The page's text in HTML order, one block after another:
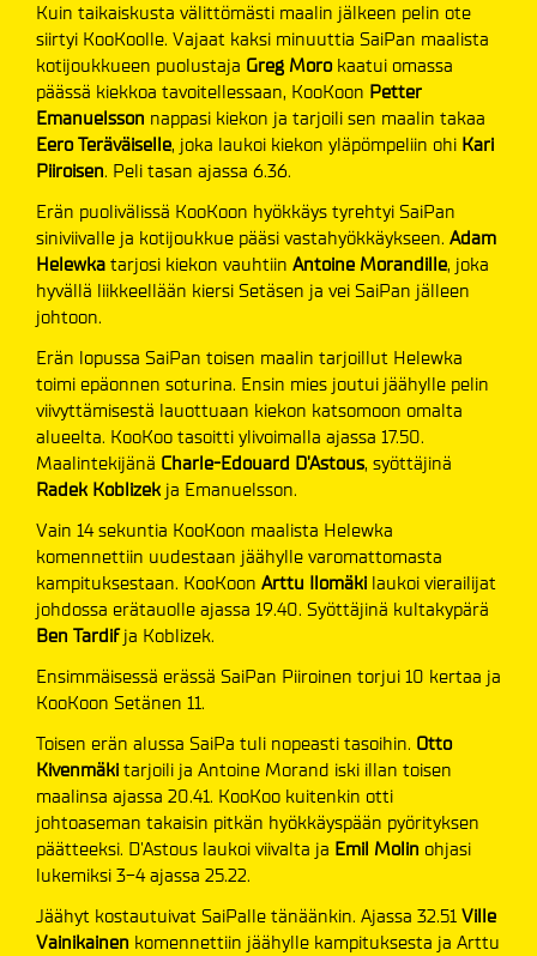
Kuin taikaiskusta välittömästi maalin jälkeen pelin ote
siirtyi KooKoolle. Vajaat kaksi minuuttia SaiPan maalista
kotijoukkueen puolustaja Greg Moro kaatui omassa
päässä kiekkoa tavoitellessaan, KooKoon Petter
Emanuelsson nappasi kiekon ja tarjoili sen maalin takaa
Eero Teräväiselle, joka laukoi kiekon yläpömpeliin ohi Kari
Piiroisen. Peli tasan ajassa 6.36.
Erän puolivälissä KooKoon hyökkäys tyrehtyi SaiPan
siniviivalle ja kotijoukkue pääsi vastahyökkäykseen. Adam
Helewka tarjosi kiekon vauhtiin Antoine Morandille, joka
hyvällä liikkeellään kiersi Setäsen ja vei SaiPan jälleen
johtoon.
Erän lopussa SaiPan toisen maalin tarjoillut Helewka
toimi epäonnen soturina. Ensin mies joutui jäähylle pelin
viivyttämisestä lauottuaan kiekon katsomoon omalta
alueelta. KooKoo tasoitti ylivoimalla ajassa 17.50.
Maalintekijänä Charle-Edouard D'Astous, syöttäjinä
Radek Koblizek ja Emanuelsson.
Vain 14 sekuntia KooKoon maalista Helewka
komennettiin uudestaan jäähylle varomattomasta
kampituksestaan. KooKoon Arttu Ilomäki laukoi vierailijat
johdossa erätauolle ajassa 19.40. Syöttäjinä kultakypärä
Ben Tardifja Koblizek.
Ensimmäisessä erässä SaiPan Piiroinen torjui 10 kertaa ja
KooKoon Setänen 11.
Toisen erän alussa SaiPa tuli nopeasti tasoihin. Otto
Kivenmäki tarjoili ja Antoine Morand iski illan toisen
maalinsa ajassa 20.41. KooKoo kuitenkin otti
johtoaseman takaisin pitkän hyökkäyspään pyörityksen
päätteeksi. D'Astous laukoi viivalta ja Emil Molin ohjasi
lukemiksi 3-4 ajassa 25.22.
Jäähyt kostautuivat SaiPalle tänäänkin. Ajassa 32.51 Ville
Vainikainen komennettiin jäähylle kampituksesta ja Arttu